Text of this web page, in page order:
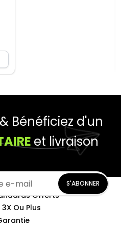
& Bénéficiez d'un
et livraison
S'ABONNER
Offerts
Ou Plus